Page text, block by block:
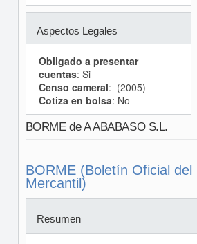
Aspectos Legales
Obligado a presentar
cuentas: Si
Censo cameral: (2005)
Cotiza en bolsa: No
BORME de A ABABASO S.L.
BORME (Boletín Oficial del
Mercantil)
Resumen